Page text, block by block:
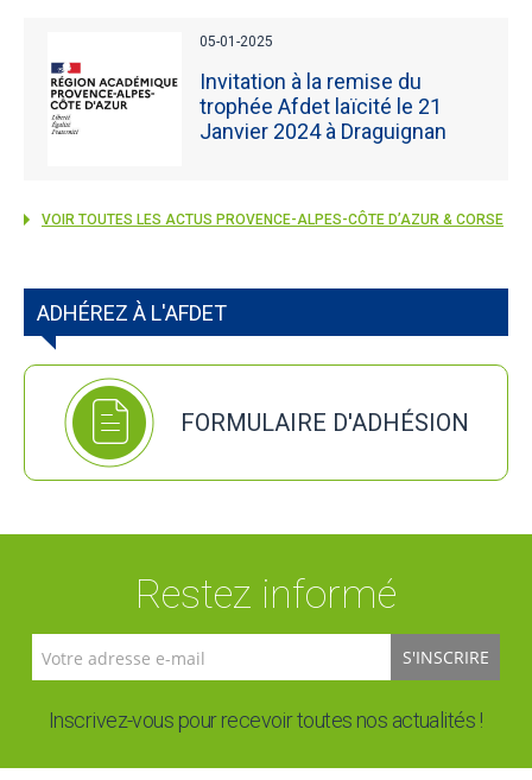
05-01-2025
Invitation à la remise du
trophée Afdet laïcité le 21
Janvier 2024 à Draguignan
VOIR TOUTES LES ACTUS PROVENCE-ALPES-CÔTE D’AZUR & CORSE
ADHÉREZ À L'AFDET
FORMULAIRE D'ADHÉSION
Restez informé
S'INSCRIRE
Inscrivez-vous pour recevoir toutes nos actualités !